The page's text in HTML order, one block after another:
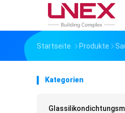
Startseite Produkte
Kategorien